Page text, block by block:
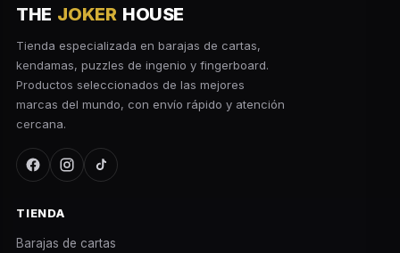
THE JOKER HOUSE
Tienda especializada en barajas de cartas,
kendamas, puzzles de ingenio y fingerboard.
Productos seleccionados de las mejores
marcas del mundo, con envío rápido y atención
cercana.
TIENDA
Barajas de cartas